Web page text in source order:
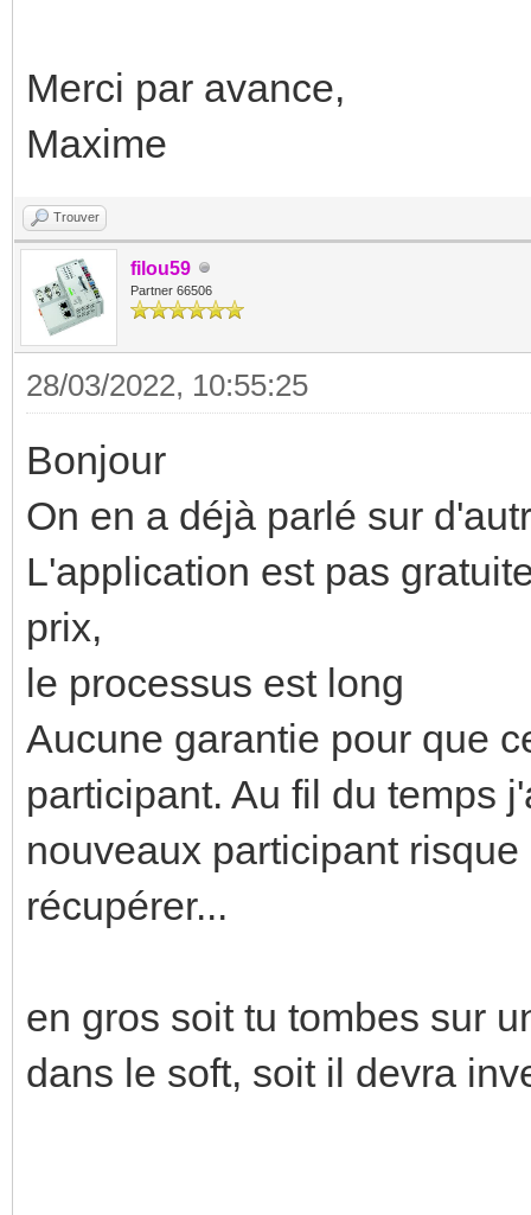
Merci par avance,
Maxime
Trouver
filou59
Partner 66506
28/03/2022, 10:55:25
Bonjour
On en a déjà parlé sur
L'application est pas
prix,
le processus est long
Aucune garantie pour que
participant. Au fil du temps
nouveaux participant
récupérer...
en gros soit tu tombes sur
dans le soft, soit il devra